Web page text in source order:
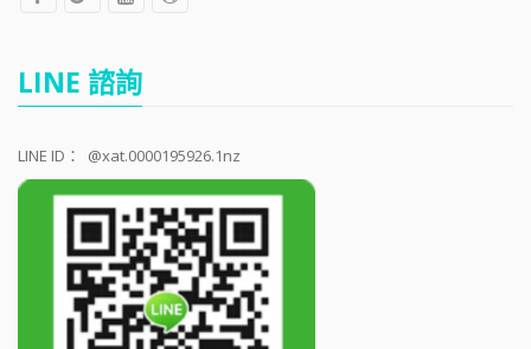
LINE 諮詢
LINE ID： @xat.0000195926.1nz